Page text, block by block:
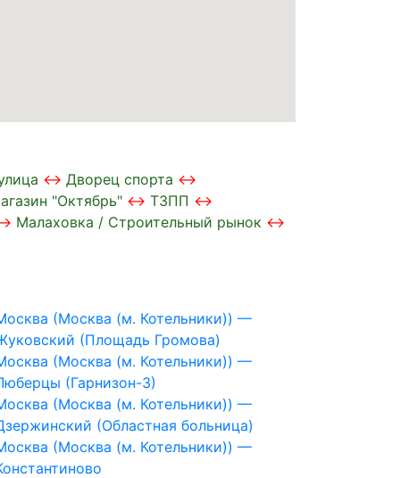
Дворец спорта
"Октябрь"
ТЗПП
Малаховка / Строительный рынок
(Москва (м. Котельники)) —
(Площадь Громова)
(Москва (м. Котельники)) —
(Гарнизон-3)
(Москва (м. Котельники)) —
(Областная больница)
(Москва (м. Котельники)) —